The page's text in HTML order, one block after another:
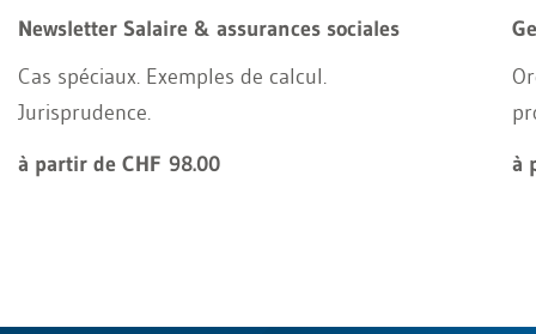
Newsletter Salaire & assurances sociales
Cas spéciaux. Exemples de calcul.
Jurisprudence.
à partir de CHF 98.00
à